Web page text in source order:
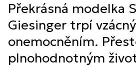
Překrásná modelka
Giesinger trpí
onemocněním.
plnohodnotným